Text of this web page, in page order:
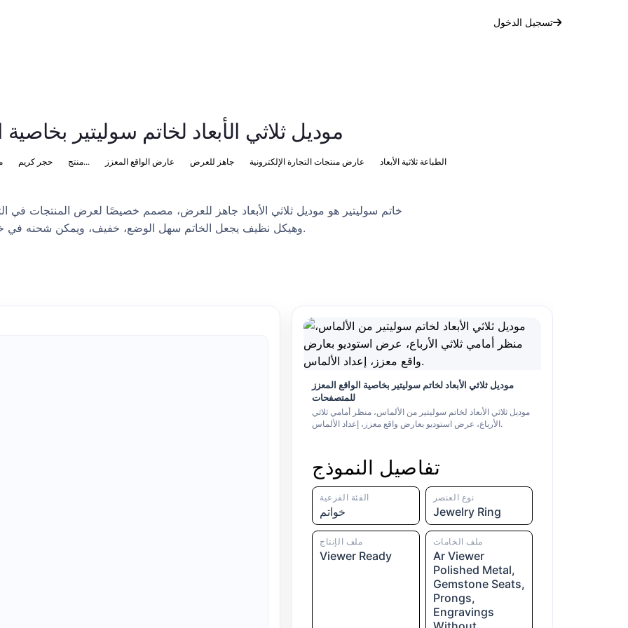
تسجيل الدخول
موديل ثلاثي الأبعاد لخاتم سوليتير
حجر كريم منتج... عارض الواقع المعزز جاهز للعرض عارض منتجات التجارة الإلكترونية الطباعة ثلاثية الأبعاد
خاتم سوليتير هو موديل ثلاثي الأبعاد جاهز للعرض، مصمم خصيصًا لعرض المنتجات في
PBR، وهيكل نظيف يجعل الخاتم سهل الوضع، خفيف، ويمكن شحنه في خطوط أنابيب الاستوديو أو الوقت الفعلي.
موديل ثلاثي الأبعاد لخاتم سوليتير بخاصية الواقع المعزز
للمتصفحات
موديل ثلاثي الأبعاد لخاتم سوليتير من الألماس، منظر أمامي ثلاثي
الأرباع، عرض استوديو بعارض واقع معزز، إعداد الألماس.
تفاصيل النموذج
الفئة الفرعية
خواتم
نوع العنصر
Jewelry Ring
ملف الإنتاج
Viewer Ready
ملف الخامات
Ar Viewer
Polished Metal,
Gemstone Seats,
Prongs,
Engravings